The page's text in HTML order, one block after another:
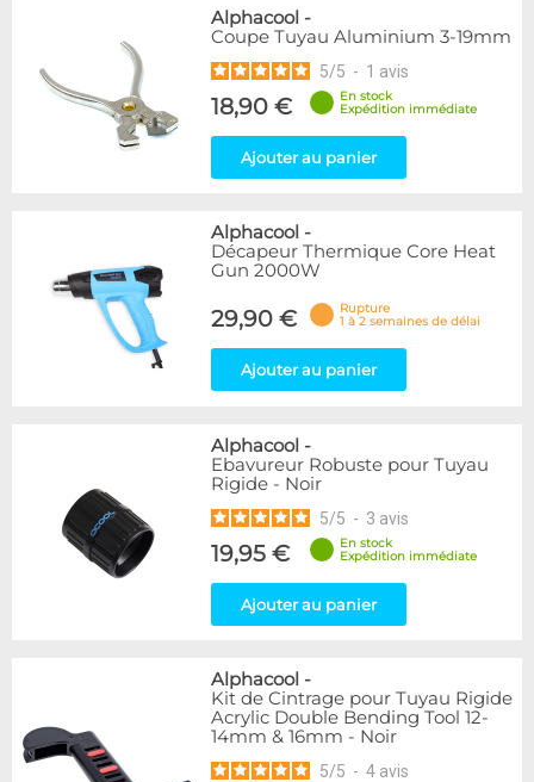
Alphacool -
Coupe Tuyau Aluminium 3-19mm
5/5 - 1 avis
18,90 €
En stock
Expédition immédiate
Ajouter au panier
Alphacool -
Décapeur Thermique Core Heat
Gun 2000W
29,90 €
Rupture
1 à 2 semaines de délai
Ajouter au panier
Alphacool -
Ebavureur Robuste pour Tuyau
Rigide - Noir
5/5 - 3 avis
19,95 €
En stock
Expédition immédiate
Ajouter au panier
Alphacool -
Kit de Cintrage pour Tuyau Rigide
Acrylic Double Bending Tool 12-
14mm & 16mm - Noir
5/5 - 4 avis